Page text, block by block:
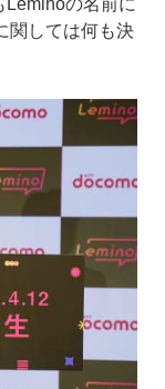
の名前に
関しては何も決